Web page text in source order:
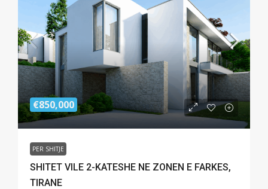
€850,000
PER SHITJE
SHITET VILE 2-KATESHE NE ZONEN E FARKES,
TIRANE